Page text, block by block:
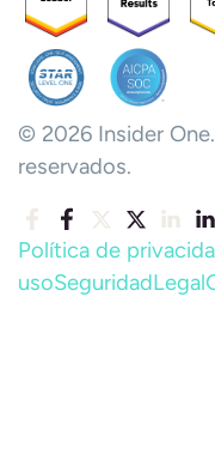
© 2026 Insider
reservados.
Política de
usoSeguridadLegal